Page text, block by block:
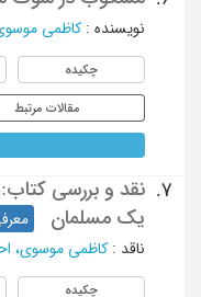
نویسنده : کاظمی
چکیده
مقالات مرتبط
7.
نقد و بررسی
یک مسلمان
ناقد : کاظمی موسوی،
چکیده